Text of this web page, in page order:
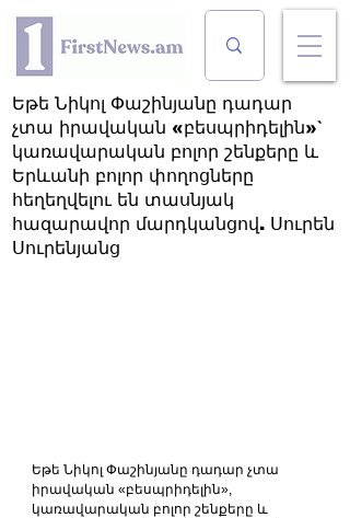
Եթե Նիկոլ Փաշինյանը դադար
չտա իրավական «բեսպրիդելին»`
կառավարական բոլոր շենքերը և
Երևանի բոլոր փողոցները
հեղեղվելու են տասնյակ
հազարավոր մարդկանցով. Սուրեն
Սուրենյանց
Եթե Նիկոլ Փաշինյանը դադար չտա
իրավական «բեսպրիդելին»,
կառավարական բոլոր շենքերը և